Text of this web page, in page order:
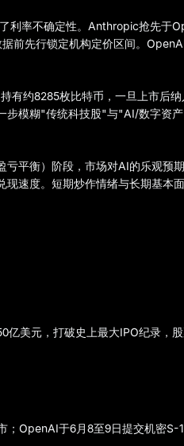
利率不确定性。Anthropic抢先于
前先行锁定机构定价区间。
有约8285枚比特币，一旦上市后
步模糊"传统科技股"与"AI/数字资
平衡）阶段，市场对AI的乐观预
速度。短期炒作情绪与长期基本
美元，打破史上最大IPO纪录，
OpenAI于6月8至9日提交机密S-